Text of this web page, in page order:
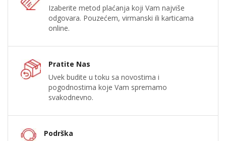
Izaberite metod plaćanja koji Vam najviše
odgovara. Pouzećem, virmanski ili karticama
online.
Pratite Nas
Uvek budite u toku sa novostima i
pogodnostima koje Vam spremamo
svakodnevno.
Podrška